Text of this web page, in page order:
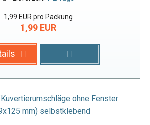
1,99 EUR pro Packung
1,99 EUR